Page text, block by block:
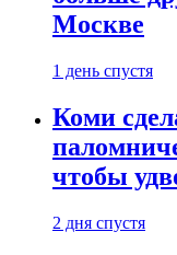
Москве
1 день спустя
Коми
чтобы
2 дня спустя